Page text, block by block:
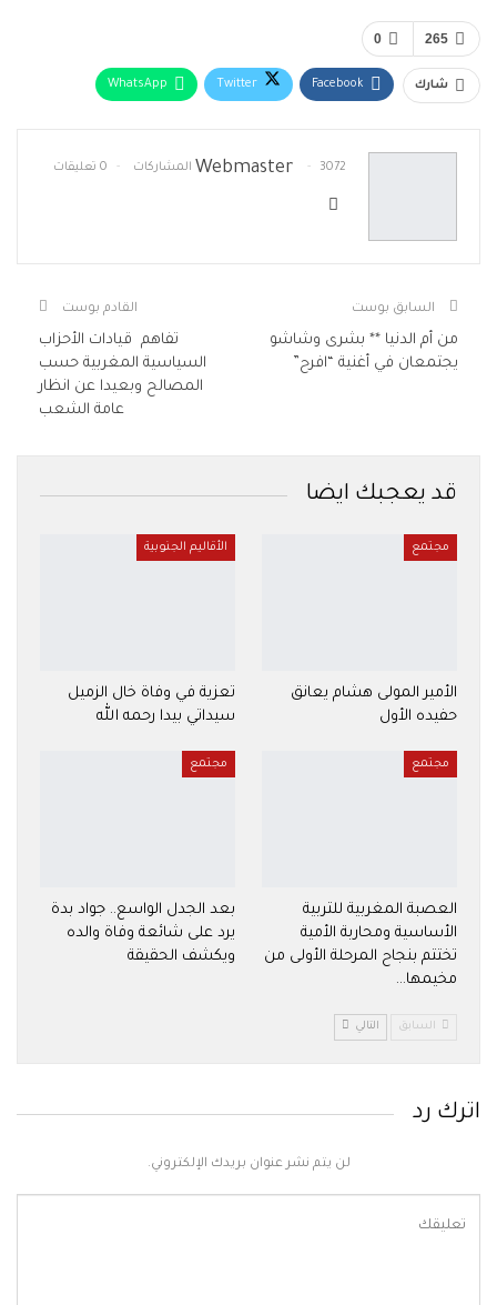
0 265
شارك Facebook
Twitter
WhatsApp
Webmaster 3072 المشاركات 0 تعليقات
السابق بوست
من أم الدنيا ** بشرى وشاشو
يجتمعان في أغنية “افرح”
القادم بوست
تفاهم قيادات الأحزاب
السياسية المغربية حسب
المصالح وبعيدا عن انظار
عامة الشعب
قد يعجبك ايضا
مجتمع
الأمير المولى هشام يعانق
حفيده الأول
الأقاليم الجنوبية
تعزية في وفاة خال الزميل
سيداتي بيدا رحمه الله
مجتمع
العصبة المغربية للتربية
الأساسية ومحاربة الأمية
تختتم بنجاح المرحلة الأولى من
مخيمها…
مجتمع
بعد الجدل الواسع.. جواد بدة
يرد على شائعة وفاة والده
ويكشف الحقيقة
السابق التالي
اترك رد
لن يتم نشر عنوان بريدك الإلكتروني.